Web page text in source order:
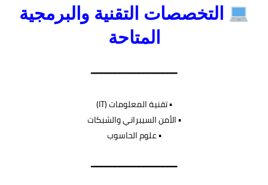
التخصصات التقنية والبرمجية
المتاحة
━━━━━━━━━━━━━━━━━━
▪︎ تقنية المعلومات (IT)
▪︎ الأمن السيبراني والشبكات
▪︎ علوم الحاسوب
━━━━━━━━━━━━━━━━━━